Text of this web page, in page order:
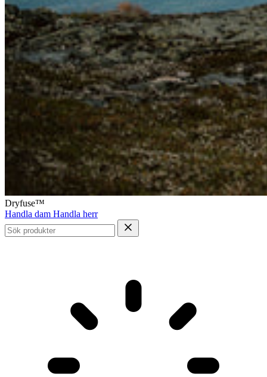
Dryfuse™
Handla dam Handla herr